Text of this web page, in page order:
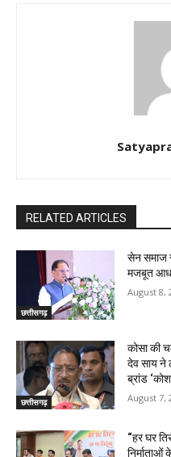
RELATED ARTICLES
छत्तीसगढ़
सेन समाज
मजबूत
August 8,
छत्तीसगढ़
कोसा की
देव साय ने
ब्रांड
August 7,
“हर घर